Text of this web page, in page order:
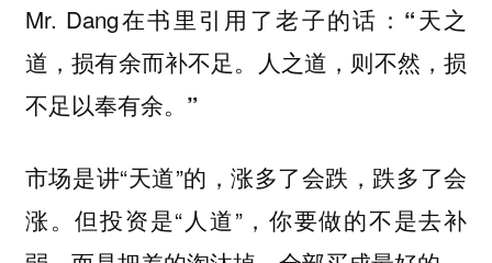
Mr. Dang在书里引用了老子的话： “天之
道，损有余而补不足。人之道，则不然，损
不足以奉有余。”
市场是讲“天道”的，涨多了会跌，跌多了会
涨。但投资是“人道”， 你要做的不是去补